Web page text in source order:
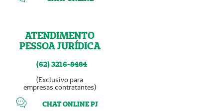
ATENDIMENTO
PESSOA JURÍDICA
(62) 3216-8484
(Exclusivo para
empresas contratantes)
CHAT ONLINE PJ